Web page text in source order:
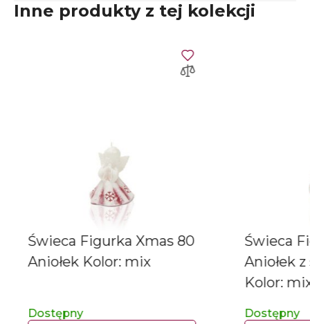
Inne produkty z tej kolekcji
Świeca Figurka Xmas 80
Aniołek Kolor: mix
Dostępny
Świeca
Aniołek
Kolor:
Dostępny